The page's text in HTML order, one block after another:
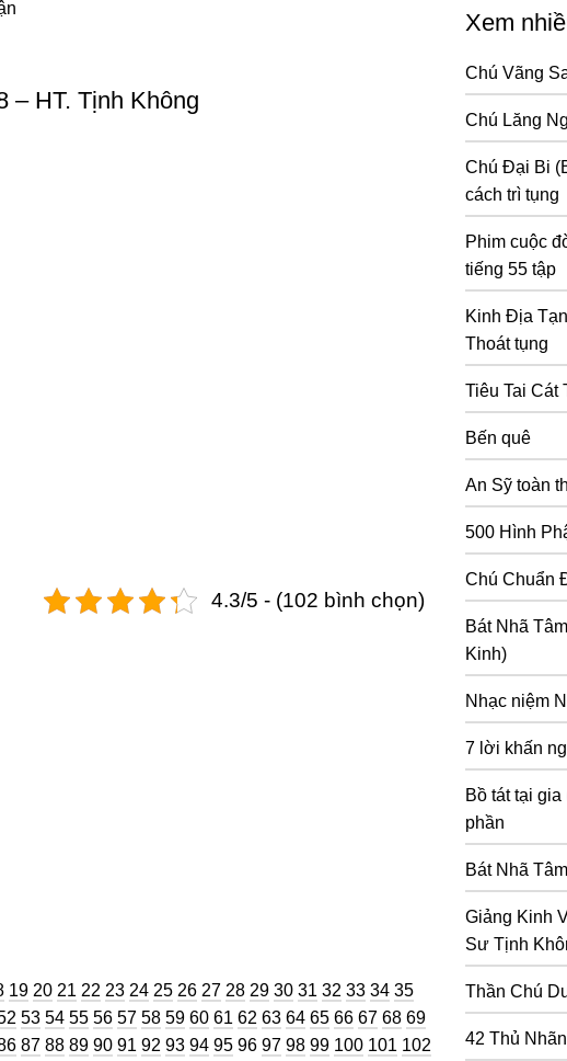
– HT. Tịnh Không
4.3/5 - (102 bình chọn)
Trang
19 Trang
20 Trang
21 Trang
22 Trang
23 Trang
24 Trang
25 Trang
26 Trang
27 Trang
28 Trang
29 Trang
30 Trang
31 Trang
32 Trang
33 Trang
34 Trang
35Trang
Trang
53 Trang
54 Trang
55 Trang
56 Trang
57 Trang
58 Trang
59 Trang
60 Trang
61 Trang
62 Trang
63 Trang
64 Trang
65 Trang
66 Trang
67 Trang
68 Trang
69Trang
Trang
87 Trang
88 Trang
89 Trang
90 Trang
91 Trang
92 Trang
93 Trang
94 Trang
95 Trang
96 Trang
97 Trang
98 Trang
99 Trang
100 Trang
101 Trang
102
Xem
Chú Vãng
Chú Lăng
Chú Đại Bi
cách trì tụng
Phim cuộc
tiếng 55 tập
Kinh Địa
Thoát tụng
Tiêu Tai Cát
Bến quê
An Sỹ toàn
500 Hình
Chú Chuẩn
Bát Nhã
Kinh)
Nhạc niệm
7 lời khấn
Bồ tát tại
phần
Bát Nhã
Giảng Kinh
Sư Tịnh
Thần Chú
42 Thủ